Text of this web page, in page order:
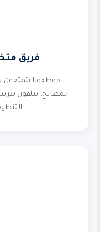
فريق
موظفونا
المطابخ. يتلقون